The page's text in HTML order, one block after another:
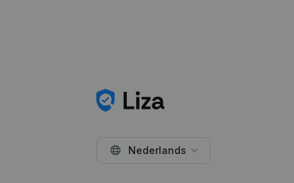
Nederlands